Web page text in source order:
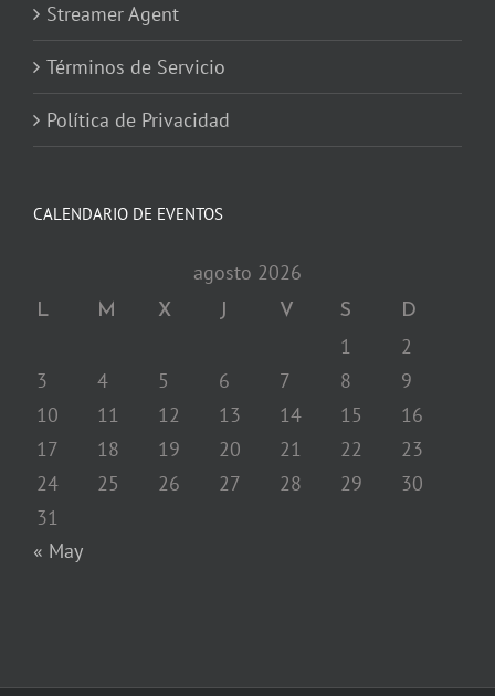
Streamer Agent
Términos de Servicio
Política de Privacidad
CALENDARIO DE EVENTOS
agosto 2026
L M X J V S D
1
2
3
4 5 6 7 8
9
10
11 12 13 14 15
16
17
18 19 20 21 22
23
24
25 26 27 28 29
30
31
« May